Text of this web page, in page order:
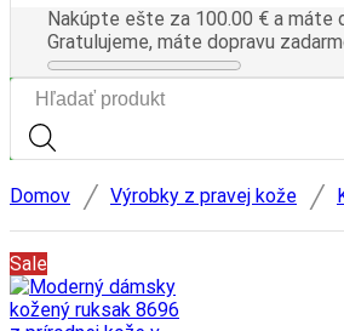
Nakúpte ešte za 100.00 € a máte
Gratulujeme, máte dopravu
Search
input
Domov / Výrobky z pravej kože /
Sale